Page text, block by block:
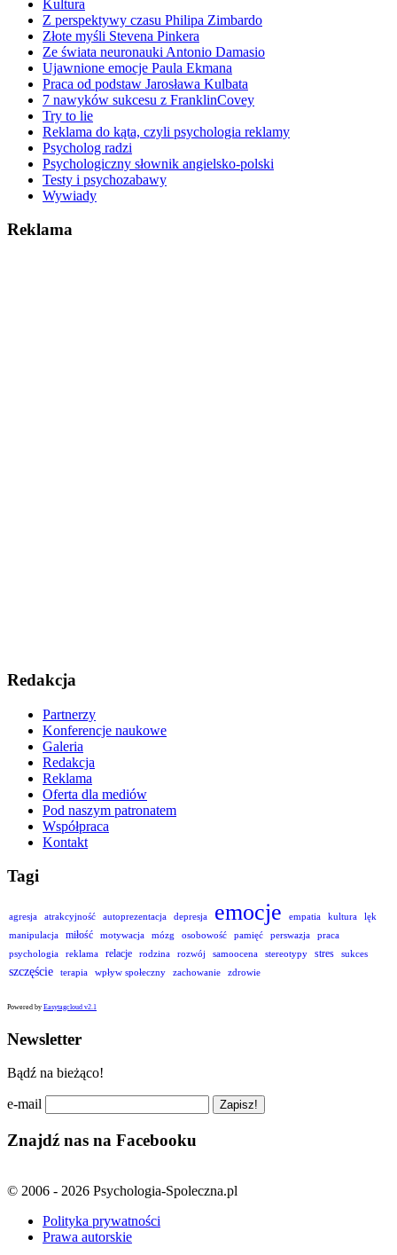
Kultura
Z perspektywy czasu Philipa Zimbardo
Złote myśli Stevena Pinkera
Ze świata neuronauki Antonio Damasio
Ujawnione emocje Paula Ekmana
Praca od podstaw Jarosława Kulbata
7 nawyków sukcesu z FranklinCovey
Try to lie
Reklama do kąta, czyli psychologia reklamy
Psycholog radzi
Psychologiczny słownik angielsko-polski
Testy i psychozabawy
Wywiady
Reklama
Redakcja
Partnerzy
Konferencje naukowe
Galeria
Redakcja
Reklama
Oferta dla mediów
Pod naszym patronatem
Współpraca
Kontakt
Tagi
agresja atrakcyjność autoprezentacja depresja emocje empatia kultura
lęk
manipulacja
miłość motywacja mózg osobowość pamięć perswazja
praca
psychologia
reklama relacje rodzina rozwój samoocena stereotypy stres sukces
szczęście terapia wpływ społeczny zachowanie zdrowie
Powered by Easytagcloud v2.1
Newsletter
Bądź na bieżąco!
e-mail
Znajdź nas na Facebooku
© 2006 - 2026 Psychologia-Spoleczna.pl
Polityka prywatności
Prawa autorskie